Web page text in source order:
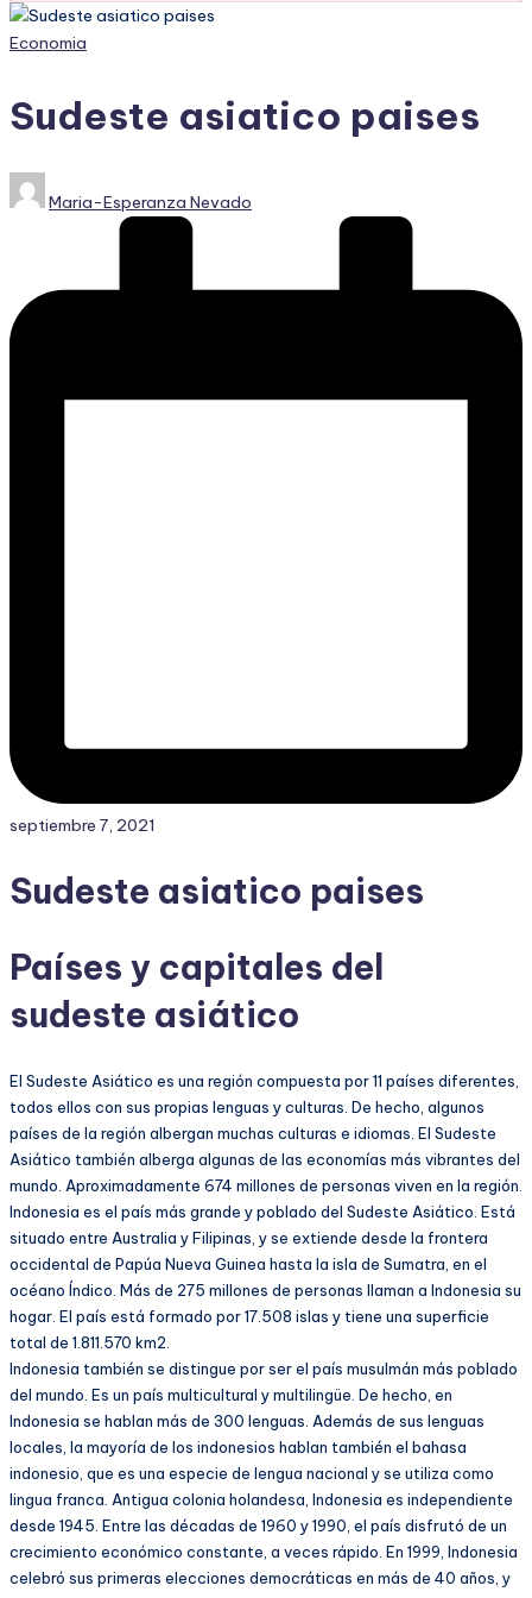
Publicado
Economia
Sudeste asiatico paises
Publicado
por
Maria-Esperanza Nevado
septiembre 7, 2021
Sudeste asiatico paises
Países y capitales del
sudeste asiático
El Sudeste Asiático es una región compuesta por 11 países diferentes,
todos ellos con sus propias lenguas y culturas. De hecho, algunos
países de la región albergan muchas culturas e idiomas. El Sudeste
Asiático también alberga algunas de las economías más vibrantes del
mundo. Aproximadamente 674 millones de personas viven en la región.
Indonesia es el país más grande y poblado del Sudeste Asiático. Está
situado entre Australia y Filipinas, y se extiende desde la frontera
occidental de Papúa Nueva Guinea hasta la isla de Sumatra, en el
océano Índico. Más de 275 millones de personas llaman a Indonesia su
hogar. El país está formado por 17.508 islas y tiene una superficie
total de 1.811.570 km2.
Indonesia también se distingue por ser el país musulmán más poblado
del mundo. Es un país multicultural y multilingüe. De hecho, en
Indonesia se hablan más de 300 lenguas. Además de sus lenguas
locales, la mayoría de los indonesios hablan también el bahasa
indonesio, que es una especie de lengua nacional y se utiliza como
lingua franca. Antigua colonia holandesa, Indonesia es independiente
desde 1945. Entre las décadas de 1960 y 1990, el país disfrutó de un
crecimiento económico constante, a veces rápido. En 1999, Indonesia
celebró sus primeras elecciones democráticas en más de 40 años, y